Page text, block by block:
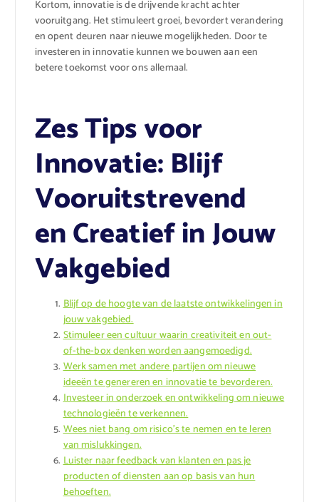
Kortom, innovatie is de drijvende kracht achter
vooruitgang. Het stimuleert groei, bevordert verandering
en opent deuren naar nieuwe mogelijkheden. Door te
investeren in innovatie kunnen we bouwen aan een
betere toekomst voor ons allemaal.
Zes Tips voor
Innovatie: Blijf
Vooruitstrevend
en Creatief in Jouw
Vakgebied
Blijf op de hoogte van de laatste ontwikkelingen in
jouw vakgebied.
Stimuleer een cultuur waarin creativiteit en out-
of-the-box denken worden aangemoedigd.
Werk samen met andere partijen om nieuwe
ideeën te genereren en innovatie te bevorderen.
Investeer in onderzoek en ontwikkeling om nieuwe
technologieën te verkennen.
Wees niet bang om risico’s te nemen en te leren
van mislukkingen.
Luister naar feedback van klanten en pas je
producten of diensten aan op basis van hun
behoeften.